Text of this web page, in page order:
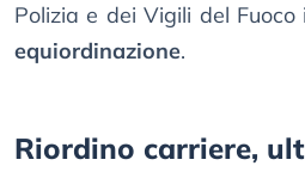
Polizia e dei Vigili del
equiordinazione.
Riordino carriere,